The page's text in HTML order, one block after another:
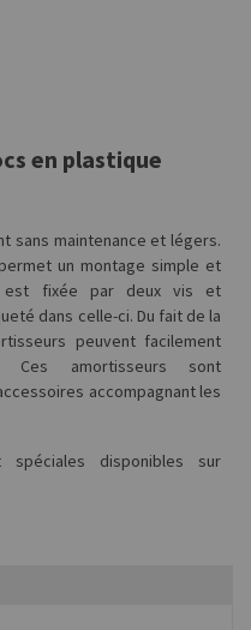
en plastique
sans maintenance et légers.
un montage simple et
est fixée par deux vis et
dans celle-ci. Du fait de la
peuvent facilement
amortisseurs sont
accompagnant les
spéciales disponibles sur